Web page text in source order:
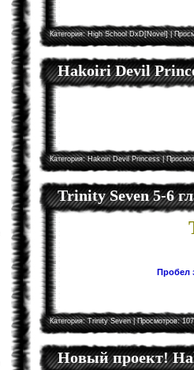
Категория:High School DxD[Novel]|
Hakoiri Devil
Категория:Hakoiri Devil Princess|
Trinity Seven 5-6
Пробел
Категория:Trinity Seven| Просмотров:
Новый проект!